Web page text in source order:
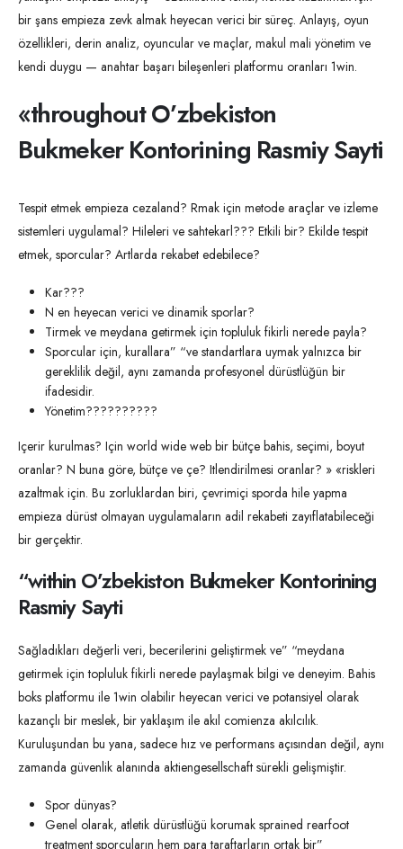
bir şans empieza zevk almak heyecan verici bir süreç. Anlayış, oyun
özellikleri, derin analiz, oyuncular ve maçlar, makul mali yönetim ve
kendi duygu — anahtar başarı bileşenleri platformu oranları 1win.
«throughout O’zbekiston
Bukmeker Kontorining Rasmiy Sayti​
Tespit etmek empieza cezaland? Rmak için metode araçlar ve izleme
sistemleri uygulamal? Hileleri ve sahtekarl??? Etkili bir? Ekilde tespit
etmek, sporcular? Artlarda rekabet edebilece?
Kar???
N en heyecan verici ve dinamik sporlar?
Tirmek ve meydana getirmek için topluluk fikirli nerede payla?
Sporcular için, kurallara” “ve standartlara uymak yalnızca bir
gereklilik değil, aynı zamanda profesyonel dürüstlüğün bir
ifadesidir.
Yönetim??????????
Içerir kurulmas? Için world wide web bir bütçe bahis, seçimi, boyut
oranlar? N buna göre, bütçe ve çe? Itlendirilmesi oranlar? » «riskleri
azaltmak için. Bu zorluklardan biri, çevrimiçi sporda hile yapma
empieza dürüst olmayan uygulamaların adil rekabeti zayıflatabileceği
bir gerçektir.
“within O’zbekiston Bukmeker Kontorining
Rasmiy Sayti​
Sağladıkları değerli veri, becerilerini geliştirmek ve” “meydana
getirmek için topluluk fikirli nerede paylaşmak bilgi ve deneyim. Bahis
boks platformu ile 1win olabilir heyecan verici ve potansiyel olarak
kazançlı bir meslek, bir yaklaşım ile akıl comienza akılcılık.
Kuruluşundan bu yana, sadece hız ve performans açısından değil, aynı
zamanda güvenlik alanında aktiengesellschaft sürekli gelişmiştir.
Spor dünyas?
Genel olarak, atletik dürüstlüğü korumak sprained rearfoot
treatment sporcuların hem para taraftarların ortak bir”